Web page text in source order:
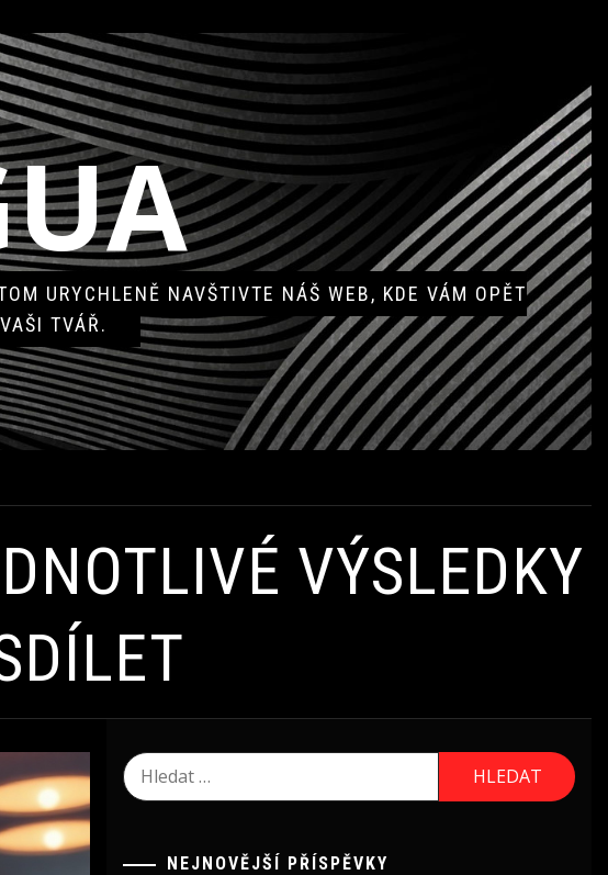
URYCHLENĚ NAVŠTIVTE NÁŠ WEB, KDE VÁM OPĚT
TVÁŘ.
VÝSLEDKY
Vyhledávání
NEJNOVĚJŠÍ PŘÍSPĚVKY